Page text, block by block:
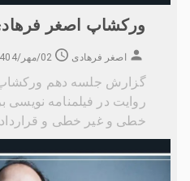
ورکشاپ اصغر
اصغر فرهادی 02/مهر/1404
گزارش جلسه دهم ورکشاپ
روایت در فیلمنامه نویسی
خطی و غیر خطی و قرارداد